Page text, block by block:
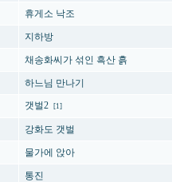
휴게소 낙조
지하방
채송화씨가 섞인 흑산 흙
하느님 만나기
갯벌2 [1]
강화도 갯벌
물가에 앉아
통진